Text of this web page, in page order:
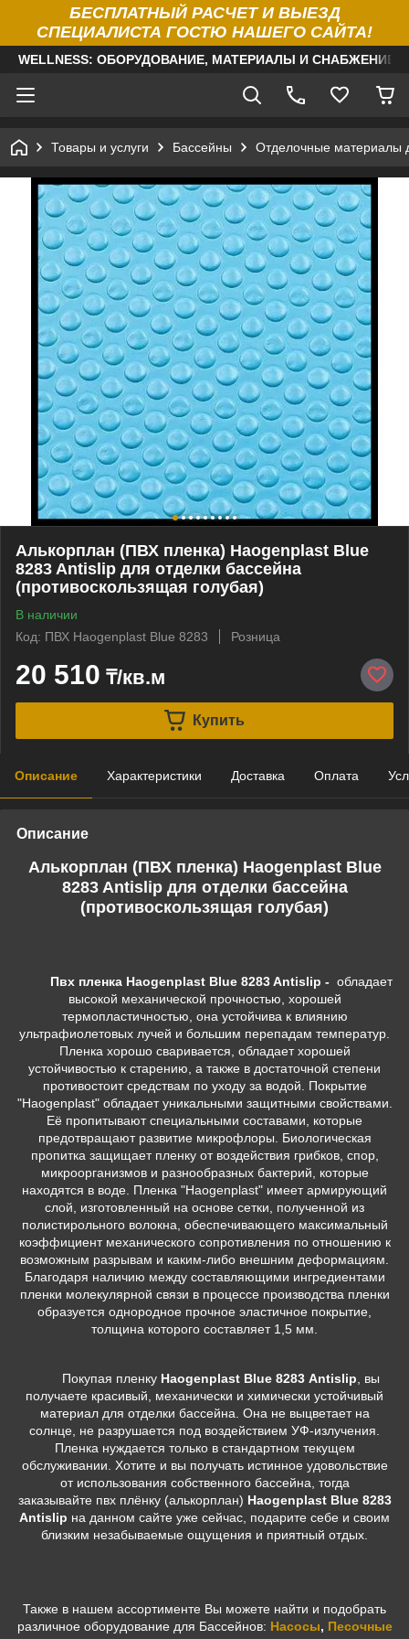
БЕСПЛАТНЫЙ РАСЧЕТ И ВЫЕЗД
СПЕЦИАЛИСТА ГОСТЮ НАШЕГО САЙТА!
WELLNESS: ОБОРУДОВАНИЕ, МАТЕРИАЛЫ И
Товары и услуги Бассейны Отделочные материалы
Алькорплан (ПВХ пленка) Haogenplast Blue
8283 Antislip для отделки бассейна
(противоскользящая голубая)
В наличии
Код: ПВХ Haogenplast Blue 8283
Розница
20 510 ₸/кв.м
Купить
Описание Характеристики Доставка Оплата
Описание
Алькорплан (ПВХ пленка) Haogenplast Blue
8283 Antislip для отделки бассейна
(противоскользящая голубая)
Пвх пленка Haogenplast Blue 8283 Antislip - обладает
высокой механической прочностью, хорошей
термопластичностью, она устойчива к влиянию
ультрафиолетовых лучей и большим перепадам температур.
Пленка хорошо сваривается, обладает хорошей
устойчивостью к старению, а также в достаточной степени
противостоит средствам по уходу за водой. Покрытие
"Haogenplast" обладает уникальными защитными свойствами.
Её пропитывают специальными составами, которые
предотвращают развитие микрофлоры. Биологическая
пропитка защищает пленку от воздействия грибков, спор,
микроорганизмов и разнообразных бактерий, которые
находятся в воде. Пленка "Haogenplast" имеет армирующий
слой, изготовленный на основе сетки, полученной из
полистирольного волокна, обеспечивающего максимальный
коэффициент механического сопротивления по отношению к
возможным разрывам и каким-либо внешним деформациям.
Благодаря наличию между составляющими ингредиентами
пленки молекулярной связи в процессе производства пленки
образуется однородное прочное эластичное покрытие,
толщина которого составляет 1,5 мм.
Покупая пленку Haogenplast Blue 8283 Antislip, вы
получаете красивый, механически и химически устойчивый
материал для отделки бассейна. Она не выцветает на
солнце, не разрушается под воздействием УФ-излучения.
Пленка нуждается только в стандартном текущем
обслуживании. Хотите и вы получать истинное удовольствие
от использования собственного бассейна, тогда
заказывайте пвх плёнку (алькорплан) Haogenplast Blue 8283
Antislip на данном сайте уже сейчас, подарите себе и своим
близким незабываемые ощущения и приятный отдых.
Также в нашем ассортименте Вы можете найти и подобрать
различное оборудование для Бассейнов: Насосы, Песочные